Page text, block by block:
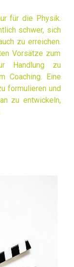
für die Physik.
schwer, sich
zu erreichen.
Vorsätze zum
Handlung zu
Coaching. Eine
formulieren und
zu entwickeln,